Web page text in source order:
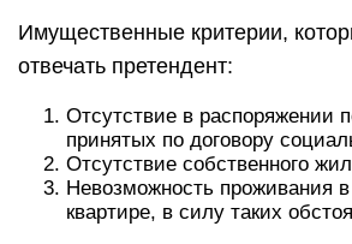
Имущественные критерии,
отвечать претендент:
Отсутствие в распоряжении
принятых по договору
Отсутствие собственного
Невозможность проживания
квартире, в силу таких